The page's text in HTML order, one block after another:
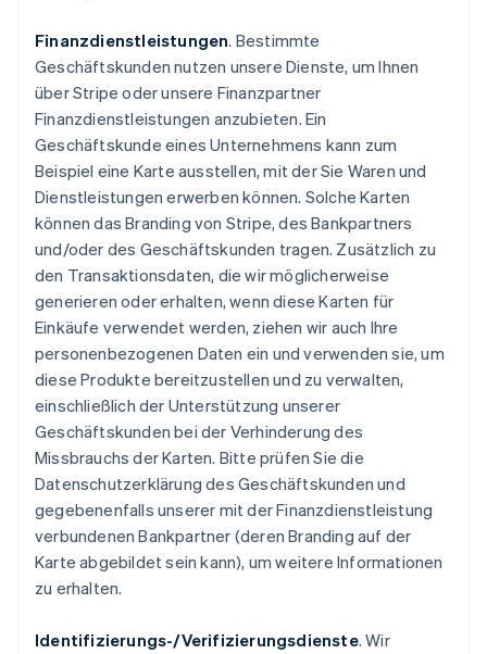
Finanzdienstleistungen. Bestimmte
Geschäftskunden nutzen unsere Dienste, um Ihnen
über Stripe oder unsere Finanzpartner
Finanzdienstleistungen anzubieten. Ein
Geschäftskunde eines Unternehmens kann zum
Beispiel eine Karte ausstellen, mit der Sie Waren und
Dienstleistungen erwerben können. Solche Karten
können das Branding von Stripe, des Bankpartners
und/oder des Geschäftskunden tragen. Zusätzlich zu
den Transaktionsdaten, die wir möglicherweise
generieren oder erhalten, wenn diese Karten für
Einkäufe verwendet werden, ziehen wir auch Ihre
personenbezogenen Daten ein und verwenden sie, um
diese Produkte bereitzustellen und zu verwalten,
einschließlich der Unterstützung unserer
Geschäftskunden bei der Verhinderung des
Missbrauchs der Karten. Bitte prüfen Sie die
Datenschutzerklärung des Geschäftskunden und
gegebenenfalls unserer mit der Finanzdienstleistung
verbundenen Bankpartner (deren Branding auf der
Karte abgebildet sein kann), um weitere Informationen
zu erhalten.
Identifizierungs-/Verifizierungsdienste. Wir